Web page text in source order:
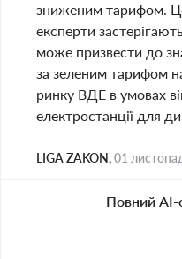
зниженим тарифом.
експерти
може призвести до
за зеленим тарифом
ринку ВДЕ в умовах
електростанції для
LIGA ZAKON,01
Повний AI-